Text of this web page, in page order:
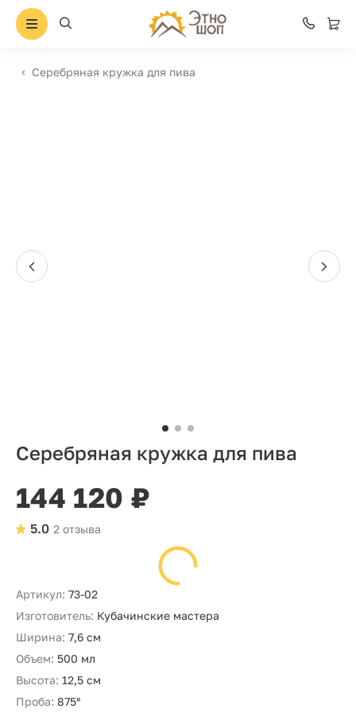
Серебряная кружка для пива
Серебряная кружка для пива
144 120 ₽
2 отзыва
5.0
Артикул: 73-02
Изготовитель: Кубачинские мастера
Ширина: 7,6 см
Объем: 500 мл
Высота: 12,5 см
Проба: 875°